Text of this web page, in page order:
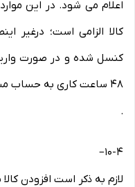
اعلام می شود. در این
کالا الزامی است؛ درغیر
۴۸ ساعت کاری به حساب مشتری عودت داده خواهد شد
.
10-۴–
لازم به ذکر است افزودن